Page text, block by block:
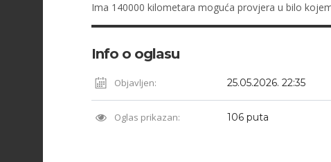
Ima 140000 kilometara moguća provjera u bilo
Info o oglasu
Objavljen: 25.05.2026. 22:35
Oglas prikazan: 106 puta